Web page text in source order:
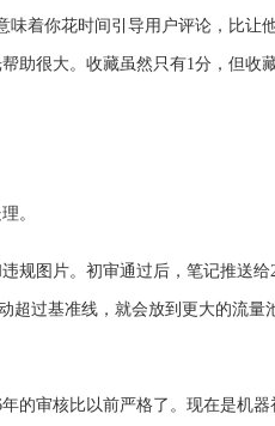
味着你花时间引导用户评论，比让
助很大。收藏虽然只有1分，但收
。
规图片。初审通过后，笔记推送
超过基准线，就会放到更大的流
的审核比以前严格了。现在是机